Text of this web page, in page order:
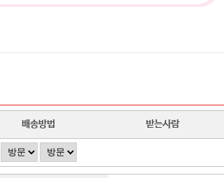
배송방법 받는사람